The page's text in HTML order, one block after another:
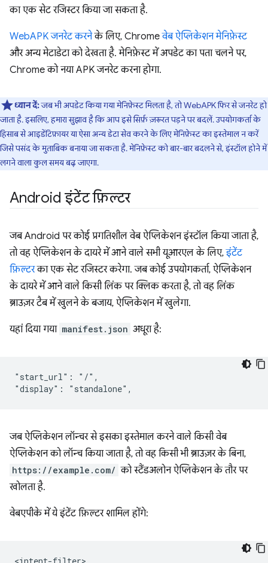
का एक सेट रजिस्टर किया जा सकता है.
WebAPK जनरेट करनेके लिए, Chromeवेब ऐप्लिकेशन मेनिफ़ेस्ट
और अन्य मेटाडेटा को देखता है. मेनिफ़ेस्ट में अपडेट का पता चलने पर,
Chrome को नया APK जनरेट करना होगा.
ध्यान दें:जब भी अपडेट किया गया मेनिफ़ेस्ट मिलता है, तो WebAPK फिर से जनरेट हो
जाता है. इसलिए, हमारा सुझाव है कि आप इसे सिर्फ़ ज़रूरत पड़ने पर बदलें. उपयोगकर्ता के
हिसाब से आइडेंटिफ़ायर या ऐसा अन्य डेटा सेव करने के लिए मेनिफ़ेस्ट का इस्तेमाल न करें
जिसे पसंद के मुताबिक बनाया जा सकता है. मेनिफ़ेस्ट को बार-बार बदलने से, इंस्टॉल होने में
लगने वाला कुल समय बढ़ जाएगा.
Android इंटेंट फ़िल्टर
जब Android पर कोई प्रगतिशील वेब ऐप्लिकेशन इंस्टॉल किया जाता है,
तो वह ऐप्लिकेशन के दायरे में आने वाले सभी यूआरएल के लिए,इंटेंट
फ़िल्टरका एक सेट रजिस्टर करेगा. जब कोई उपयोगकर्ता, ऐप्लिकेशन
के दायरे में आने वाले किसी लिंक पर क्लिक करता है, तो वह लिंक
ब्राउज़र टैब में खुलने के बजाय, ऐप्लिकेशन में खुलेगा.
यहां दिया गया manifest.json अधूरा है:
"start_url": "/",
जब ऐप्लिकेशन लॉन्चर से इसका इस्तेमाल करने वाले किसी वेब
ऐप्लिकेशन को लॉन्च किया जाता है, तो वह किसी भी ब्राउज़र के बिना,
https://example.com/ को स्टैंडअलोन ऐप्लिकेशन के तौर पर
खोलता है.
वेबएपीके में ये इंटेंट फ़िल्टर शामिल होंगे: